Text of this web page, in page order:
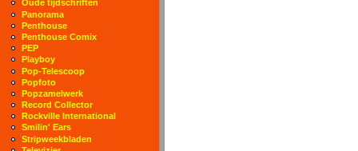
Oude tijdschriften
Panorama
Penthouse
Penthouse Comix
PEP
Playboy
Pop-Telescoop
Popfoto
Popzamelwerk
Record Collector
Rockville International
Smilin' Ears
Stripweekbladen